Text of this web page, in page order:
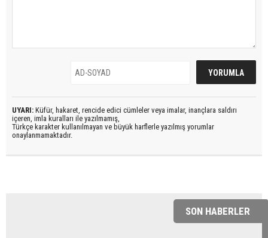
UYARI: Küfür, hakaret, rencide edici cümleler veya imalar, inançlara saldırı
içeren, imla kuralları ile yazılmamış,
Türkçe karakter kullanılmayan ve büyük harflerle yazılmış yorumlar
onaylanmamaktadır.
SON HABERLER